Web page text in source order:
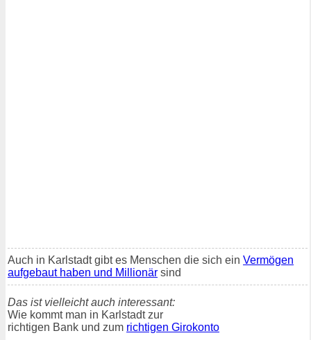
Auch in Karlstadt gibt es Menschen die sich ein Vermögen
aufgebaut haben und Millionär sind
Das ist vielleicht auch interessant:
Wie kommt man in Karlstadt zur
richtigen Bank und zum richtigen Girokonto